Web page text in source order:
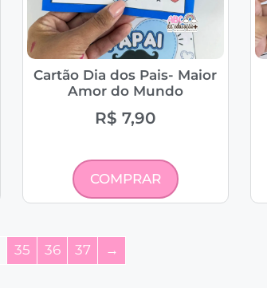
Cartão Dia dos Pais- Maior
Amor do Mundo
R$ 7,90
COMPRAR
35 36 37 →